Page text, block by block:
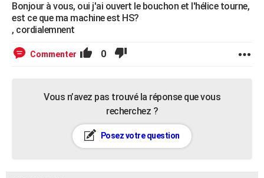
Bonjour à vous, oui j'ai ouvert le bouchon et l'hélice tourne,
est ce que ma machine est HS?
, cordialemnent
Commenter 0
Vous n’avez pas trouvé la réponse que vous
recherchez ?
Posez votre question